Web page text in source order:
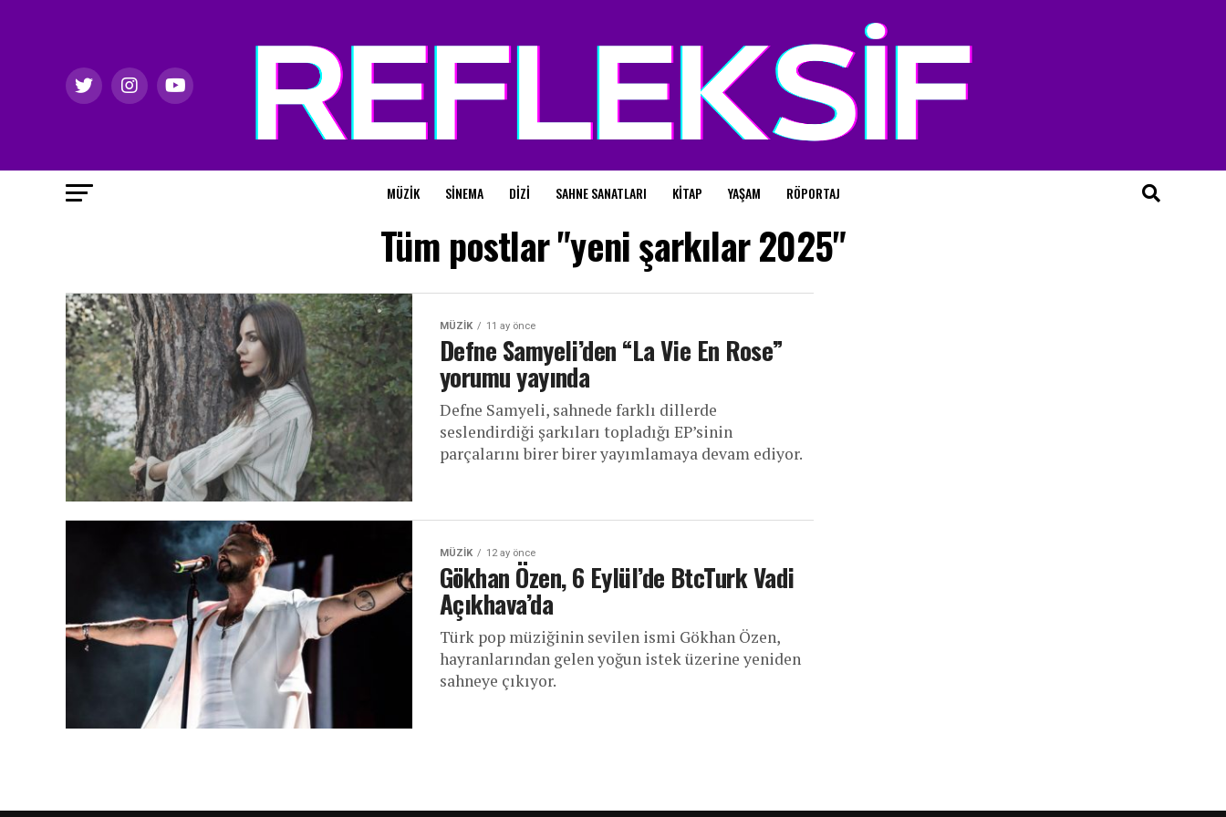
MÜZIK SINEMA DIZI SAHNE SANATLARI KITAP YAŞAM RÖPORTAJ
Tüm postlar "yeni şarkılar 2025"
MÜZIK 11 ay önce
Defne Samyeli’den “La Vie En Rose”
yorumu yayında
Defne Samyeli, sahnede farklı dillerde
seslendirdiği şarkıları topladığı EP’sinin
parçalarını birer birer yayımlamaya devam ediyor.
MÜZIK 12 ay önce
Gökhan Özen, 6 Eylül’de BtcTurk Vadi
Açıkhava’da
Türk pop müziğinin sevilen ismi Gökhan Özen,
hayranlarından gelen yoğun istek üzerine yeniden
sahneye çıkıyor.